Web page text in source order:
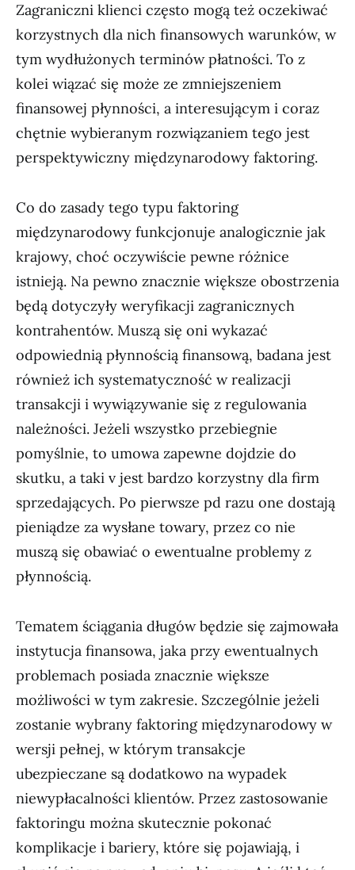
Zagraniczni klienci często mogą też oczekiwać
korzystnych dla nich finansowych warunków, w
tym wydłużonych terminów płatności. To z
kolei wiązać się może ze zmniejszeniem
finansowej płynności, a interesującym i coraz
chętnie wybieranym rozwiązaniem tego jest
perspektywiczny międzynarodowy faktoring.
Co do zasady tego typu faktoring
międzynarodowy funkcjonuje analogicznie jak
krajowy, choć oczywiście pewne różnice
istnieją. Na pewno znacznie większe obostrzenia
będą dotyczyły weryfikacji zagranicznych
kontrahentów. Muszą się oni wykazać
odpowiednią płynnością finansową, badana jest
również ich systematyczność w realizacji
transakcji i wywiązywanie się z regulowania
należności. Jeżeli wszystko przebiegnie
pomyślnie, to umowa zapewne dojdzie do
skutku, a taki v jest bardzo korzystny dla firm
sprzedających. Po pierwsze pd razu one dostają
pieniądze za wysłane towary, przez co nie
muszą się obawiać o ewentualne problemy z
płynnością.
Tematem ściągania długów będzie się zajmowała
instytucja finansowa, jaka przy ewentualnych
problemach posiada znacznie większe
możliwości w tym zakresie. Szczególnie jeżeli
zostanie wybrany faktoring międzynarodowy w
wersji pełnej, w którym transakcje
ubezpieczane są dodatkowo na wypadek
niewypłacalności klientów. Przez zastosowanie
faktoringu można skutecznie pokonać
komplikacje i bariery, które się pojawiają, i